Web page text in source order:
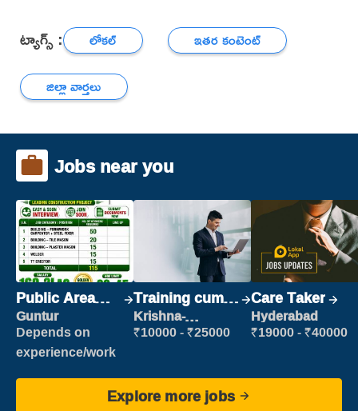
ట్యాగ్స్ : లోకల్
ఇతర కంటెంట్
జిల్లా వార్తలు
Jobs near you
Public Area
Cleaner
Guntur
Depends on
experience/work
Training cum
Placement
Krishna-
vijayawada
₹10000 - ₹25000
Care Taker
Hyderabad
₹19000 - ₹40000
Explore more jobs